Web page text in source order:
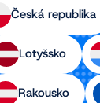
Česká republika
Lotyšsko
Rakousko